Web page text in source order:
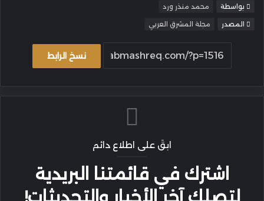
بواسطة محمد منذر ورد
المصدر مجلة المشرق العربي
نسخ الرابط
ابقَ على اطلاع دائم
اشترك في قائمتنا البريدية
لتصلك آخر الأخبار والتحديثات!